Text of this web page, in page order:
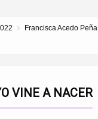
Francisca Acedo Peña
VINE A NACER